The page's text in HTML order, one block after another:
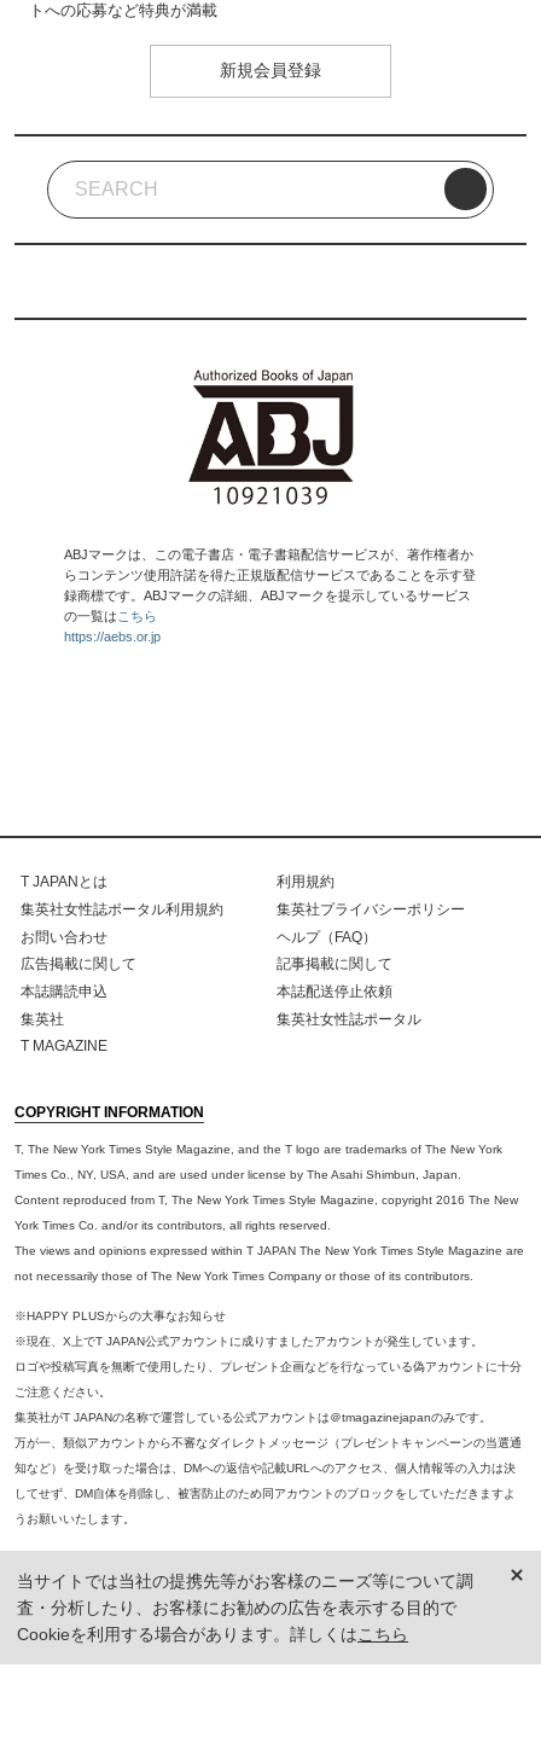
トへの応募など特典が満載
新規会員登録
ABJマークは、この電子書店・電子書籍配信サービスが、著作権者か
らコンテンツ使用許諾を得た正規版配信サービスであることを示す登
録商標です。ABJマークの詳細、ABJマークを提示しているサービス
の一覧は こちら
https://aebs.or.jp
T JAPANとは
利用規約
集英社女性誌ポータル利用規約
集英社プライバシーポリシー
お問い合わせ
ヘルプ（FAQ）
広告掲載に関して
記事掲載に関して
本誌購読申込
本誌配送停止依頼
集英社
集英社女性誌ポータル
T MAGAZINE
COPYRIGHT INFORMATION
T, The New York Times Style Magazine, and the T logo are trademarks of The New York
Times Co., NY, USA, and are used under license by The Asahi Shimbun, Japan.
Content reproduced from T, The New York Times Style Magazine, copyright 2016 The New
York Times Co. and/or its contributors, all rights reserved.
The views and opinions expressed within T JAPAN The New York Times Style Magazine are
not necessarily those of The New York Times Company or those of its contributors.
※HAPPY PLUSからの大事なお知らせ
※現在、X上でT JAPAN公式アカウントに成りすましたアカウントが発生しています。
ロゴや投稿写真を無断で使用したり、プレゼント企画などを行なっている偽アカウントに十分
ご注意ください。
集英社がT JAPANの名称で運営している公式アカウントは＠tmagazinejapanのみです。
万が一、類似アカウントから不審なダイレクトメッセージ（プレゼントキャンペーンの当選通
知など）を受け取った場合は、DMへの返信や記載URLへのアクセス、個人情報等の入力は決
してせず、DM自体を削除し、被害防止のため同アカウントのブロックをしていただきますよ
うお願いいたします。
※ 掲載商品の価格は、特に記載がないかぎり、「税込価格」で表示しています。ただし、2021年3月18日以前に公開し
た記事については「本体価格（税抜）」での表示となり、 掲載価格には消費税が含まれておりませんのでご注意くだ
当サイトでは当社の提携先等がお客様のニーズ等について調
査・分析したり、お客様にお勧めの広告を表示する目的で
Cookieを利用する場合があります。詳しくはこちら